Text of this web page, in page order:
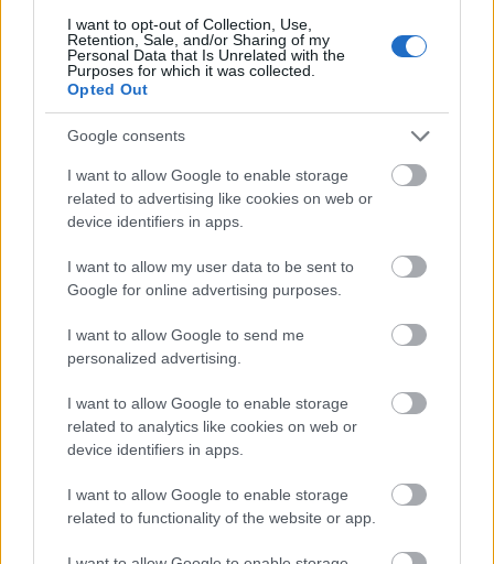
I want to opt-out of Collection, Use,
Retention, Sale, and/or Sharing of my
Personal Data that Is Unrelated with the
Purposes for which it was collected.
Opted Out
Google consents
I want to allow Google to enable storage
related to advertising like cookies on web or
device identifiers in apps.
I want to allow my user data to be sent to
Google for online advertising purposes.
I want to allow Google to send me
personalized advertising.
I want to allow Google to enable storage
related to analytics like cookies on web or
device identifiers in apps.
I want to allow Google to enable storage
related to functionality of the website or app.
el ugyanazt. Mert az agyunk tényleg olyan, hogy
nem elég egyszer megbánni a dolgot, mert ez nem
csupán egy tudatos, racionális döntés. Az ismételt
bosszankodással "bevésődik az agyunkba" az az
szükség lehet bizony akár megváltoztathatatlan
dolgokon való bosszankodásra is. És az ilyen
egymondatos bölcsességek, mint általában,
leegyszerűsítések. Az imák pedig még ezekhez
Ezek után bontakozik ki a sorozat fő története: egy
vámpíros irodalomban, így nem tudom, hogy ez
mennyire eredeti ötlet. Nem is szeretem a vámpíros
történeteket, hiszen ellentmondanak a tudományos
ismereteinknek, és science-fictionként is silányak,
általában nincs olyan mögöttes elméletük, amelyek
valamilyen módon megmagyaráznák, mik a
vámpírok, és hogyan lehetségesek. Ebben a postban
is vissza fogok még térni erre a kérdésre, de most
csak annyit bocsátok előre, hogy nem tudom,
mennyire eredeti ez a vámpíros-keresztény ötlet.